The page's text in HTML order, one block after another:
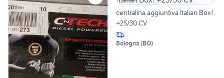
centralina aggiuntiva Italian Box!
+25/30 CV
Bologna (BO)